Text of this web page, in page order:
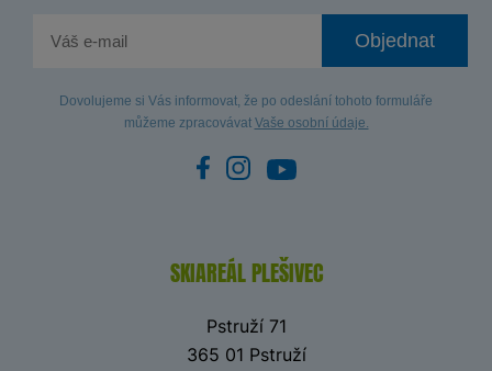
Objednat
Dovolujeme si Vás informovat, že po odeslání tohoto formuláře
můžeme zpracovávat Vaše osobní údaje.
SKIAREÁL PLEŠIVEC
Pstruží 71
365 01 Pstruží